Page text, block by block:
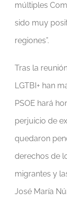
múltiples
sido muy
regiones”.
Tras la
LGTBI+ han
PSOE hará
perjuicio de
quedaron
derechos de
migrantes y
José María